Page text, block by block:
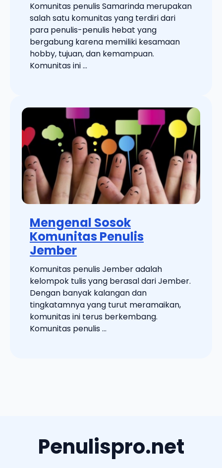
Komunitas penulis Samarinda merupakan
salah satu komunitas yang terdiri dari
para penulis-penulis hebat yang
bergabung karena memiliki kesamaan
hobby, tujuan, dan kemampuan.
Komunitas ini ...
Mengenal Sosok
Komunitas Penulis
Jember
Komunitas penulis Jember adalah
kelompok tulis yang berasal dari Jember.
Dengan banyak kalangan dan
tingkatamnya yang turut meramaikan,
komunitas ini terus berkembang.
Komunitas penulis ...
Penulispro.net